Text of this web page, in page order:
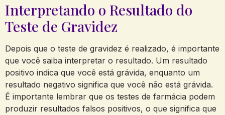
Interpretando o Resultado do
Teste de Gravidez
Depois que o teste de gravidez é realizado, é importante
que você saiba interpretar o resultado. Um resultado
positivo indica que você está grávida, enquanto um
resultado negativo significa que você não está grávida.
É importante lembrar que os testes de farmácia podem
produzir resultados falsos positivos, o que significa que